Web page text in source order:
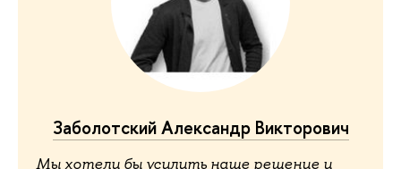
Заболотский Александр Викторович
Мы хотели бы усилить наше решение и